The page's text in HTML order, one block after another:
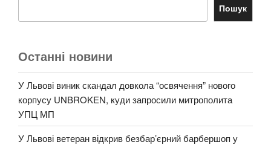
Пошук
Останні новини
У Львові виник скандал довкола “освячення” нового
корпусу UNBROKEN, куди запросили митрополита
УПЦ МП
У Львові ветеран відкрив безбар’єрний барбершоп у